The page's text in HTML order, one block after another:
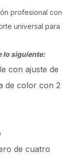
profesional con
universal para
lo siguiente:
con ajuste de
de color con 2
de cuatro